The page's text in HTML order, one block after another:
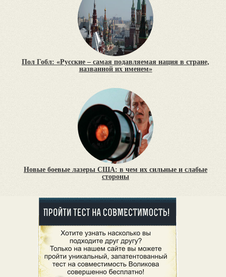
Пол Гобл: «Русские – самая подавляемая нация в стране,
названной их именем»
Новые боевые лазеры США: в чем их сильные и слабые
стороны